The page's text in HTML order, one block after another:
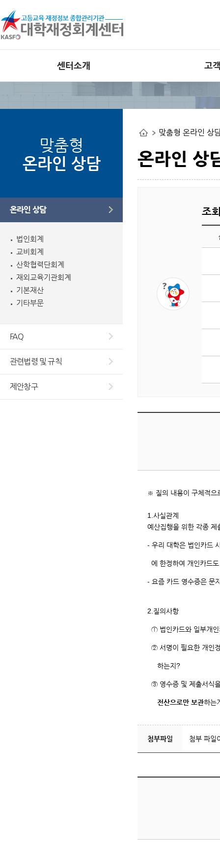
센터소개
비전
부서별 사업안내
오시는길
고
공지사항
외부 대학재정
사업관련 자료
맞춤형
온라인 상담
온라인 상담
법인회계
교비회계
산학협력단회계
재외교육기관회계
기본재산
기타부문
FAQ
관련법령 및 규칙
제안창구
맞춤형 온라인 상
온라인 상
조
판
개
니
목,
록
회
운
트
니
※ 질의 내용이 구체적으
1.사실관계
예산집행을 위한 각종 제
- 우리 대학은 법인카드
에 한정하여 개인카드
- 요즘 카드 영수증은 문
2.질의사항
① 법인카드와 일부개인
② 서명이 필요한 개인
하는지?
③ 영수증 및 제출서식
전산으로만 보관하는
첨부파일 첨부 파일